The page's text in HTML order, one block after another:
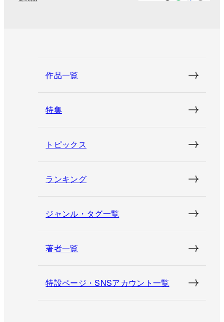
作品一覧
特集
トピックス
ランキング
ジャンル・タグ一覧
著者一覧
特設ページ・SNSアカウント一覧